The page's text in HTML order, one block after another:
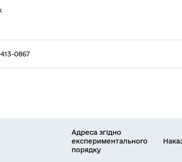
0867
Адреса згідно
експериментального
порядку